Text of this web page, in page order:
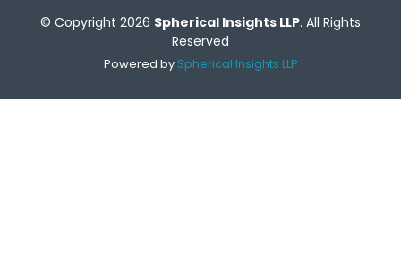
© Copyright 2026 Spherical Insights LLP. All Rights
Reserved
Powered by Spherical Insights LLP